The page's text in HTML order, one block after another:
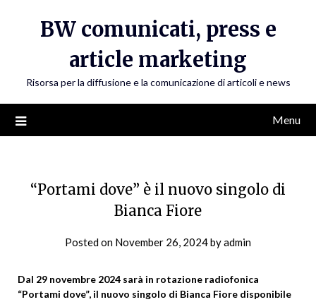
BW comunicati, press e
article marketing
Risorsa per la diffusione e la comunicazione di articoli e news
Menu
“Portami dove” è il nuovo singolo di
Bianca Fiore
Posted on November 26, 2024byadmin
Dal 29 novembre 2024 sarà in rotazione radiofonica
“Portami dove”, il nuovo singolo di Bianca Fiore disponibile